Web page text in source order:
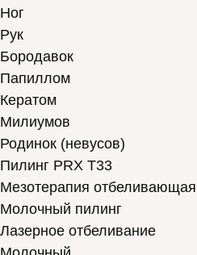
Ног
Рук
Бородавок
Папиллом
Кератом
Милиумов
Родинок (невусов)
Пилинг PRX T33
Мезотерапия отбеливающая
Молочный пилинг
Лазерное отбеливание